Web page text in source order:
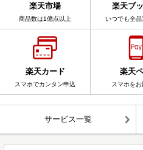
楽天市場
商品数は1億点以上
楽天ブ
いつでも全
楽天カード
スマホでカンタン申込
楽天
スマホをお
サービス一覧